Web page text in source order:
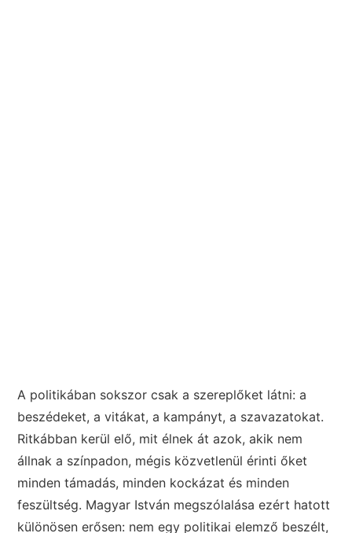
A politikában sokszor csak a szereplőket látni: a
beszédeket, a vitákat, a kampányt, a szavazatokat.
Ritkábban kerül elő, mit élnek át azok, akik nem
állnak a színpadon, mégis közvetlenül érinti őket
minden támadás, minden kockázat és minden
feszültség. Magyar István megszólalása ezért hatott
különösen erősen: nem egy politikai elemző beszélt,